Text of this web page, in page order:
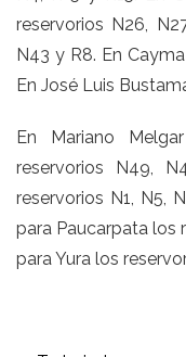
reservorios N26,
N43 y R8. En
En José Luis
En Mariano
reservorios N49,
reservorios N1, N5,
para Paucarpata los
para Yura los